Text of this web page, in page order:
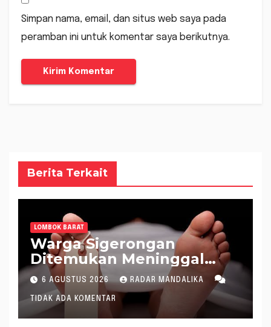
Simpan nama, email, dan situs web saya pada
peramban ini untuk komentar saya berikutnya.
Berita Terkait
LOMBOK BARAT
Warga Sigerongan
Ditemukan Meninggal
saat Setrum Ikan di
Sungai
6 AGUSTUS 2026 RADAR MANDALIKA
TIDAK ADA KOMENTAR